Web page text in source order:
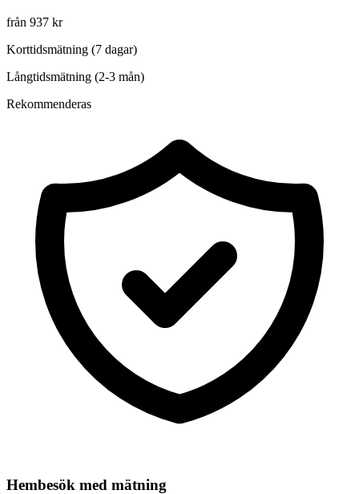
från 937 kr
Korttidsmätning (7 dagar)
Långtidsmätning (2-3 mån)
Rekommenderas
Hembesök med mätning